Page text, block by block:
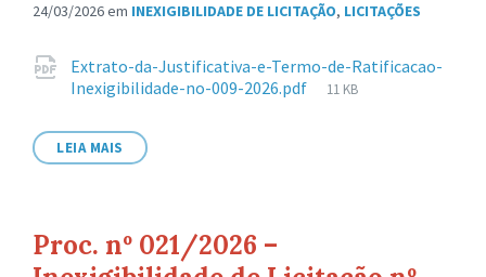
24/03/2026em INEXIGIBILIDADE DE LICITAÇÃO, LICITAÇÕES
Anexos
Extrato-da-Justificativa-e-Termo-de-Ratificacao-
Inexigibilidade-no-009-2026.pdf
Tamanho
11 KB
LEIA MAIS
Proc. nº 021/2026 –